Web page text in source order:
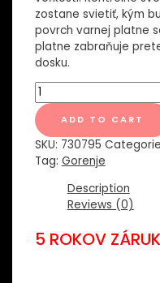
zostane svietiť, kým
povrch varnej platne
platne zabraňuje
dosku.
EC642CLB
Gorenje
sklokeramická
varná
doska
quantity
ADD TO CART
SKU: 730795
Tag: Gorenje
Description
Reviews (0)
5 ROKOV